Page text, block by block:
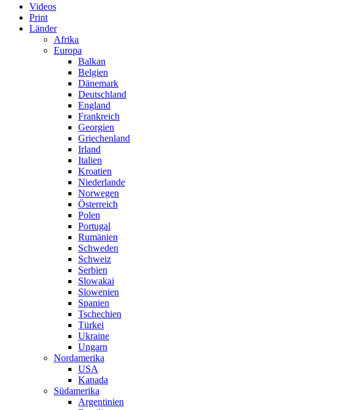
Videos
Print
Länder
Afrika
Europa
Balkan
Belgien
Dänemark
Deutschland
England
Frankreich
Georgien
Griechenland
Irland
Italien
Kroatien
Niederlande
Norwegen
Österreich
Polen
Portugal
Rumänien
Schweden
Schweiz
Serbien
Slowakai
Slowenien
Spanien
Tschechien
Türkei
Ukraine
Ungarn
Nordamerika
USA
Kanada
Südamerika
Argentinien